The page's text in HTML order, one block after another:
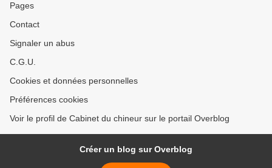
Pages
Contact
Signaler un abus
C.G.U.
Cookies et données personnelles
Préférences cookies
Voir le profil de Cabinet du chineur sur le portail Overblog
Créer un blog sur Overblog